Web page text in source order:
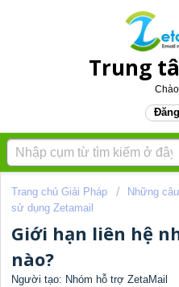
Trung
Trang chủ Giải Pháp Những
sử dụng Zetamail
Giới hạn liên hệ
nào?
Người tạo: Nhóm hỗ trợ ZetaMail